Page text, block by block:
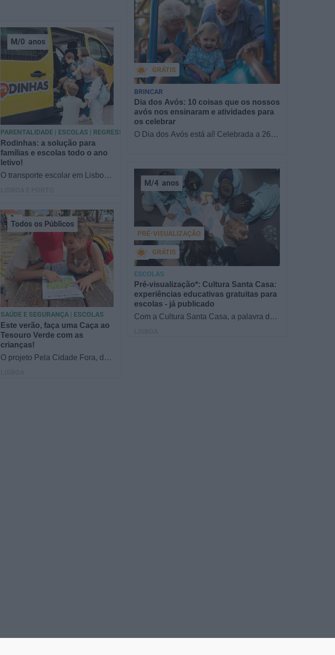
Rodinhas: a solução para
famílias e escolas todo o ano
letivo!
O transporte escolar em Lisboa
M/0 anos
PARENTALIDADE | ESCOLAS | REGRESSO ÀS AULAS
Este verão, faça uma Caça ao
Tesouro Verde com as
crianças!
O projeto Pela Cidade Fora, da
Todos os Públicos
SAÚDE E SEGURANÇA | ESCOLAS
Dia dos Avós: 10 coisas que os nossos
avós nos ensinaram e atividades para
os celebrar
O Dia dos Avós está aí! Celebrada a 26
GRÁTIS
BRINCAR
Pré-visualização*: Cultura Santa Casa:
experiências educativas gratuitas para
escolas - já publicado
Com a Cultura Santa Casa, a palavra de
M/4 anos
GRÁTIS
PRÉ-VISUALIZAÇÃO
ESCOLAS